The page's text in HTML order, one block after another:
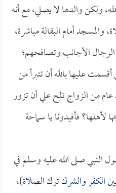
ولكن والدها لا يصلي، مع أنه
أمام البقالة مباشرة،
الأجانب وتصافحهم؛
عليها بالله أن تتبرأ من
عام من الزواج تلح علي أن تزور
لأهلها؟ فأفيدونا يا سماحة
النبي صلى الله عليه وسلم في
الكفر والشرك ترك الصلاة)،